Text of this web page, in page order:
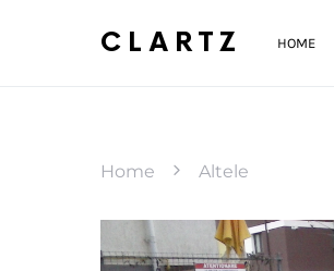
CLARTZ HOME
Home Altele